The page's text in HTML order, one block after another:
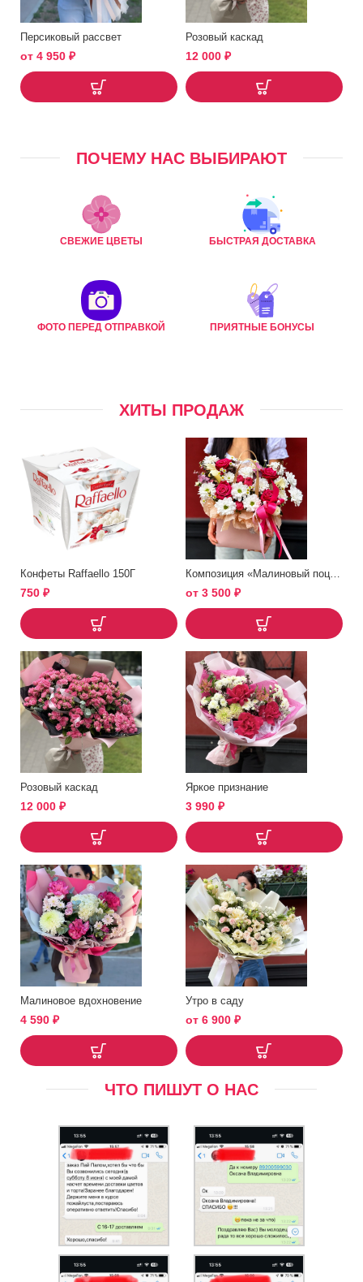
Персиковый рассвет
от 4 950 ₽
Розовый каскад
12 000 ₽
ПОЧЕМУ НАС ВЫБИРАЮТ
СВЕЖИЕ ЦВЕТЫ БЫСТРАЯ ДОСТАВКА
ФОТО ПЕРЕД ОТПРАВКОЙ ПРИЯТНЫЕ БОНУСЫ
ХИТЫ ПРОДАЖ
Конфеты Raffaello 150Г
750 ₽ от 3 500 ₽
Розовый каскад
12 000 ₽
Яркое признание
3 990 ₽
Малиновое вдохновение
4 590 ₽
Утро в саду
от 6 900 ₽
ЧТО ПИШУТ О НАС